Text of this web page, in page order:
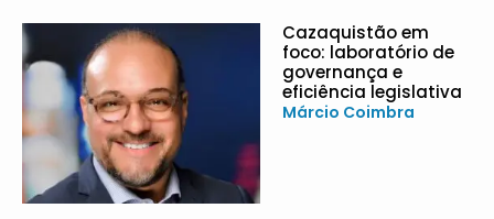
Cazaquistão em
foco: laboratório de
governança e
eficiência legislativa
Márcio Coimbra